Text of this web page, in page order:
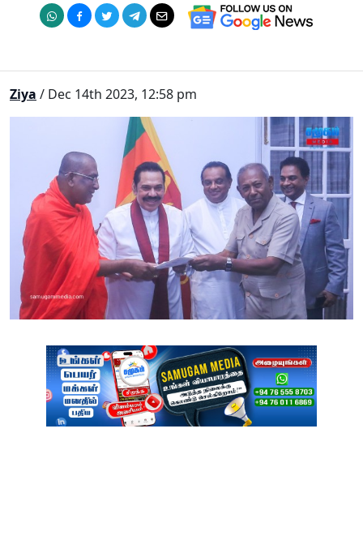
Ziya / Dec 14th 2023, 12:58 pm